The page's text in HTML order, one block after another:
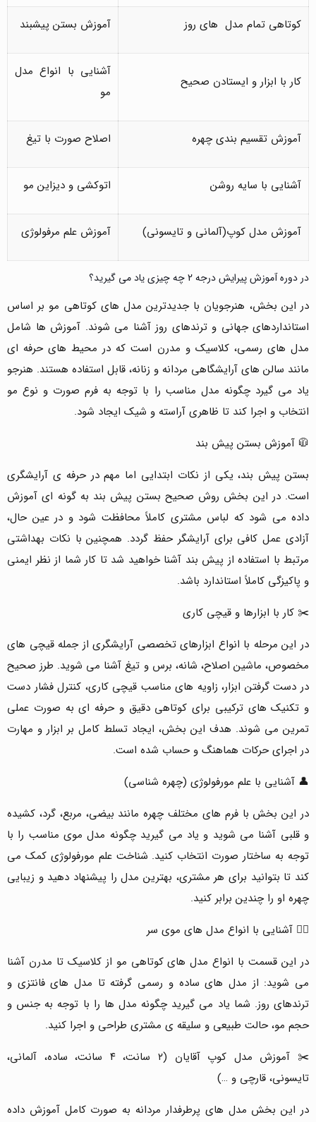
کوتاهی تمام مدل های روز آموزش بستن پیشبند
کار با ابزار و ایستادن صحیح
آشنایی با انواع مدل
مو
آموزش تقسیم بندی چهره اصلاح صورت با تیغ
آشنایی با سایه روشن اتوکشی و دیزاین مو
آموزش مدل کوپ(آلمانی و تایسونی) آموزش علم مرفولوژی
در دوره آموزش پیرایش درجه 2 چه چیزی یاد می گیرید؟
در این بخش، هنرجویان با جدیدترین مدل های کوتاهی مو بر اساس
استانداردهای جهانی و ترندهای روز آشنا می شوند. آموزش ها شامل
مدل های رسمی، کلاسیک و مدرن است که در محیط های حرفه ای
مانند سالن های آرایشگاهی مردانه و زنانه، قابل استفاده هستند. هنرجو
یاد می گیرد چگونه مدل مناسب را با توجه به فرم صورت و نوع مو
انتخاب و اجرا کند تا ظاهری آراسته و شیک ایجاد شود.
🧥 آموزش بستن پیش بند
بستن پیش بند، یکی از نکات ابتدایی اما مهم در حرفه ی آرایشگری
است. در این بخش روش صحیح بستن پیش بند به گونه ای آموزش
داده می شود که لباس مشتری کاملاً محافظت شود و در عین حال،
آزادی عمل کافی برای آرایشگر حفظ گردد. همچنین با نکات بهداشتی
مرتبط با استفاده از پیش بند آشنا خواهید شد تا کار شما از نظر ایمنی
و پاکیزگی کاملاً استاندارد باشد.
✂️ کار با ابزارها و قیچی کاری
در این مرحله با انواع ابزارهای تخصصی آرایشگری از جمله قیچی های
مخصوص، ماشین اصلاح، شانه، برس و تیغ آشنا می شوید. طرز صحیح
در دست گرفتن ابزار، زاویه های مناسب قیچی کاری، کنترل فشار دست
و تکنیک های ترکیبی برای کوتاهی دقیق و حرفه ای به صورت عملی
تمرین می شوند. هدف این بخش، ایجاد تسلط کامل بر ابزار و مهارت
در اجرای حرکات هماهنگ و حساب شده است.
👤 آشنایی با علم مورفولوژی (چهره شناسی)
در این بخش با فرم های مختلف چهره مانند بیضی، مربع، گرد، کشیده
و قلبی آشنا می شوید و یاد می گیرید چگونه مدل موی مناسب را با
توجه به ساختار صورت انتخاب کنید. شناخت علم مورفولوژی کمک می
کند تا بتوانید برای هر مشتری، بهترین مدل را پیشنهاد دهید و زیبایی
چهره او را چندین برابر کنید.
💇‍♂️ آشنایی با انواع مدل های موی سر
در این قسمت با انواع مدل های کوتاهی مو از کلاسیک تا مدرن آشنا
می شوید: از مدل های ساده و رسمی گرفته تا مدل های فانتزی و
ترندهای روز. شما یاد می گیرید چگونه مدل ها را با توجه به جنس و
حجم مو، حالت طبیعی و سلیقه ی مشتری طراحی و اجرا کنید.
✂️ آموزش مدل کوپ آقایان (۲ سانت، ۴ سانت، ساده، آلمانی،
تایسونی، قارچی و …)
در این بخش مدل های پرطرفدار مردانه به صورت کامل آموزش داده